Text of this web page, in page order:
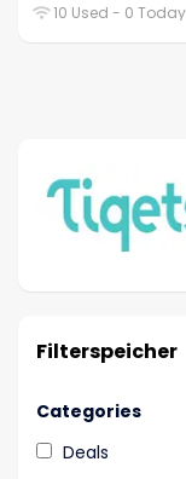
10 Used - 0 Today
Filterspeicher
Categories
Deals